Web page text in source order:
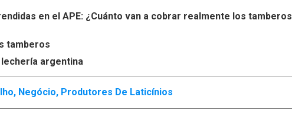
en el APE: ¿Cuánto van a cobrar realmente los tamberos
tamberos
argentina
, Negócio, Produtores De Laticínios